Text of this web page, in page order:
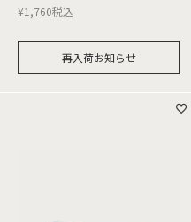
¥1,760税込
再入荷お知らせ